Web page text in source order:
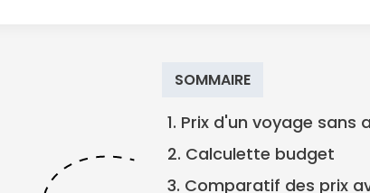
SOMMAIRE
1. Prix d'un voyage sans
2. Calculette budget
3. Comparatif des prix